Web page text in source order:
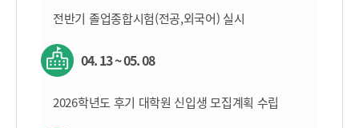
전반기 졸업종합시험(전공,외국어) 실시
04. 13 ~ 05. 08
2026학년도 후기 대학원 신입생 모집계획 수립